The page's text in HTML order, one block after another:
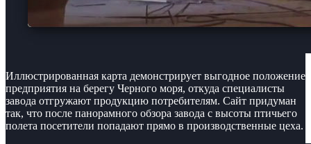
Иллюстрированная карта демонстрирует выгодное положение
предприятия на берегу Черного моря, откуда специалисты
завода отгружают продукцию потребителям. Сайт придуман
так, что после панорамного обзора завода с высоты птичьего
полета посетители попадают прямо в производственные цеха.